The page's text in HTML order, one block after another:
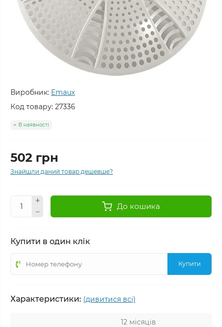
Виробник: Emaux
Код товару: 27336
В наявності
502 грн
Знайшли даний товар дешевше?
До кошика
Купити в один клік
Купити
Характеристики: (дивитися всі)
12 місяців